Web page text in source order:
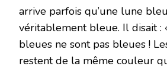
arrive parfois qu’une lune
véritablement bleue. Il disait :
bleues ne sont pas bleues !
restent de la même couleur